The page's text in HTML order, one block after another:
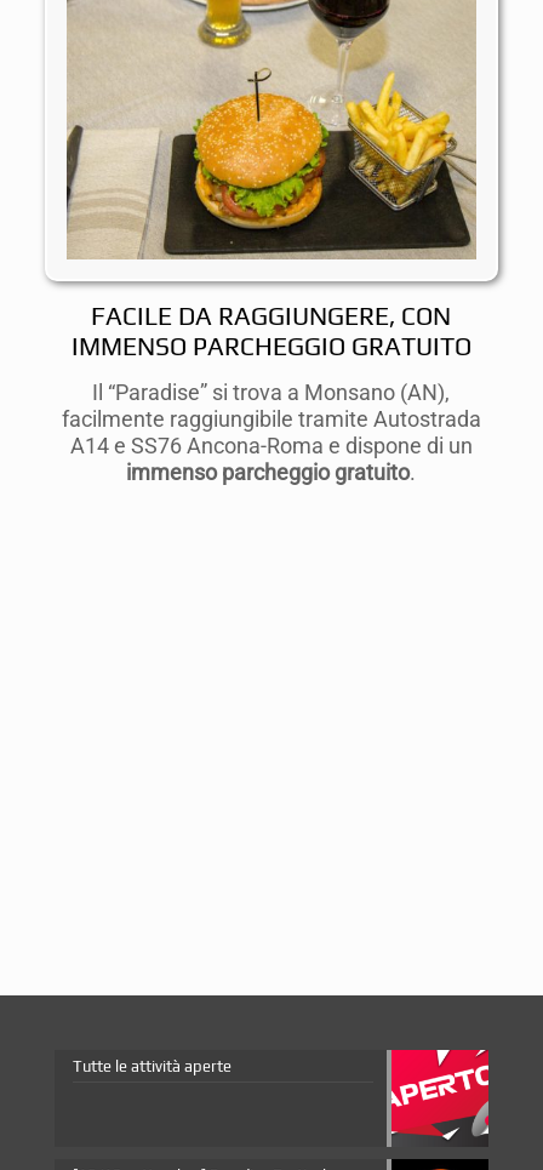
FACILE DA RAGGIUNGERE, CON
IMMENSO PARCHEGGIO GRATUITO
Il “Paradise” si trova a Monsano (AN),
facilmente raggiungibile tramite Autostrada
A14 e SS76 Ancona-Roma e dispone di un
immenso parcheggio gratuito.
Tutte le attività aperte